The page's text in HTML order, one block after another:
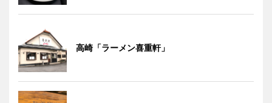
高崎「ラーメン喜重軒」